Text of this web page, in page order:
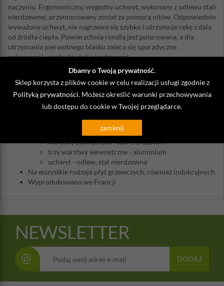
Dbamy o Twoją prywatność.
Sklep korzysta z plików cookie w celu realizacji usługi zgodnie z
Polityką prywatności. Możesz określić warunki przechowywania
lub dostępu do cookie w Twojej przeglądarce.
zamknij
naczyniu. Ergonomiczny, wygodny uchwyt, wykonany z odlewu stali
nierdzewnej, przymocowany został za pomocą nitów. Odpowiednio
wyważony uchwyt, nie nagrzewa się szybko i utrzymuje rękę z dala
od źródła ciepła. Powierzchnia rondla jest polerowana, a dla
utrzymania pierwotnego blasku zaleca się sporadyczne
polerowanie pastą do stali nierdzewnej.
Średnica: 18 cm
Średnica podstawy: 16 cm
Wysokość: 10 cm
Waga: 1,2 kg
Pojemność: 2,5 Litra
warstwy zewnętrzne - stal nierdzewna
trzy warstwy wewnętrzne - aluminium
uchwyt - odlew, stal nierdzewna
Na wszystkie rodzaje płyt grzewczych, również indukcyjnych
Wyprodukowano we Francji
NEWSLETTER
@ DODAJ